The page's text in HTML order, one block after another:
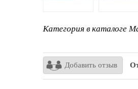
Категория в каталоге
Добавить отзыв